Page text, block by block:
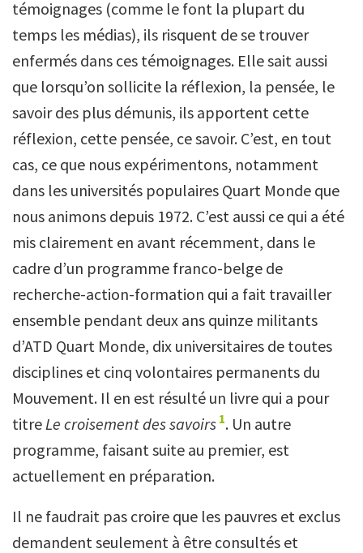
témoignages (comme le font la plupart du
temps les médias), ils risquent de se trouver
enfermés dans ces témoignages. Elle sait aussi
que lorsqu’on sollicite la réflexion, la pensée, le
savoir des plus démunis, ils apportent cette
réflexion, cette pensée, ce savoir. C’est, en tout
cas, ce que nous expérimentons, notamment
dans les universités populaires Quart Monde que
nous animons depuis 1972. C’est aussi ce qui a été
mis clairement en avant récemment, dans le
cadre d’un programme franco-belge de
recherche-action-formation qui a fait travailler
ensemble pendant deux ans quinze militants
d’ATD Quart Monde, dix universitaires de toutes
disciplines et cinq volontaires permanents du
Mouvement. Il en est résulté un livre qui a pour
titre Le croisement des savoirs 1. Un autre
programme, faisant suite au premier, est
actuellement en préparation.
Il ne faudrait pas croire que les pauvres et exclus
demandent seulement à être consultés et